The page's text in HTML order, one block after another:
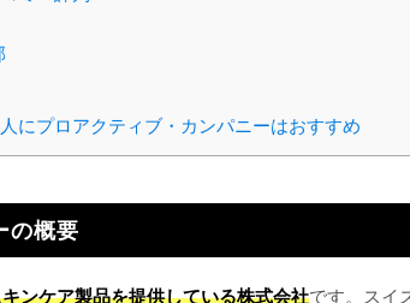
にプロアクティブ・カンパニーはおすすめ
の概要
ンケア製品を提供している株式会社です。スイ